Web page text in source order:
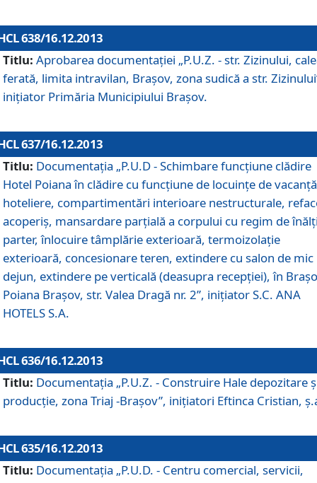
638/16.12.2013
Titlu: Aprobarea documentaţiei „P.U.Z. - str. Zizinului,
ferată, limita intravilan, Braşov, zona sudică a str.
iniţiator Primăria Municipiului Braşov.
637/16.12.2013
Titlu: Documentaţia „P.U.D - Schimbare funcţiune clădire
Hotel Poiana în clădire cu funcţiune de locuinţe de
hoteliere, compartimentări interioare nestructurale,
acoperiş, mansardare parţială a corpului cu regim de
parter, înlocuire tâmplărie exterioară, termoizolaţie
exterioară, concesionare teren, extindere cu salon de mic
dejun, extindere pe verticală (deasupra recepţiei), în
Poiana Braşov, str. Valea Dragă nr. 2”, iniţiator S.C. ANA
HOTELS S.A.
636/16.12.2013
Titlu: Documentaţia „P.U.Z. - Construire Hale depozitare
producţie, zona Triaj -Braşov”, iniţiatori Eftinca Cristian,
635/16.12.2013
Titlu: Documentaţia „P.U.D. - Centru comercial, servicii,